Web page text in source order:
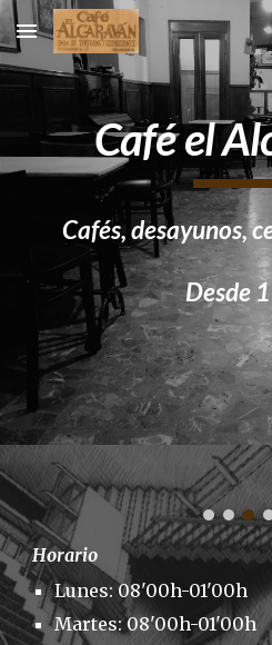
Skip to main content
Café el
Cafés, desayunos,
Desde
Horario
Lunes: 08'00h-01'00h
Martes: 08'00h-01'00h